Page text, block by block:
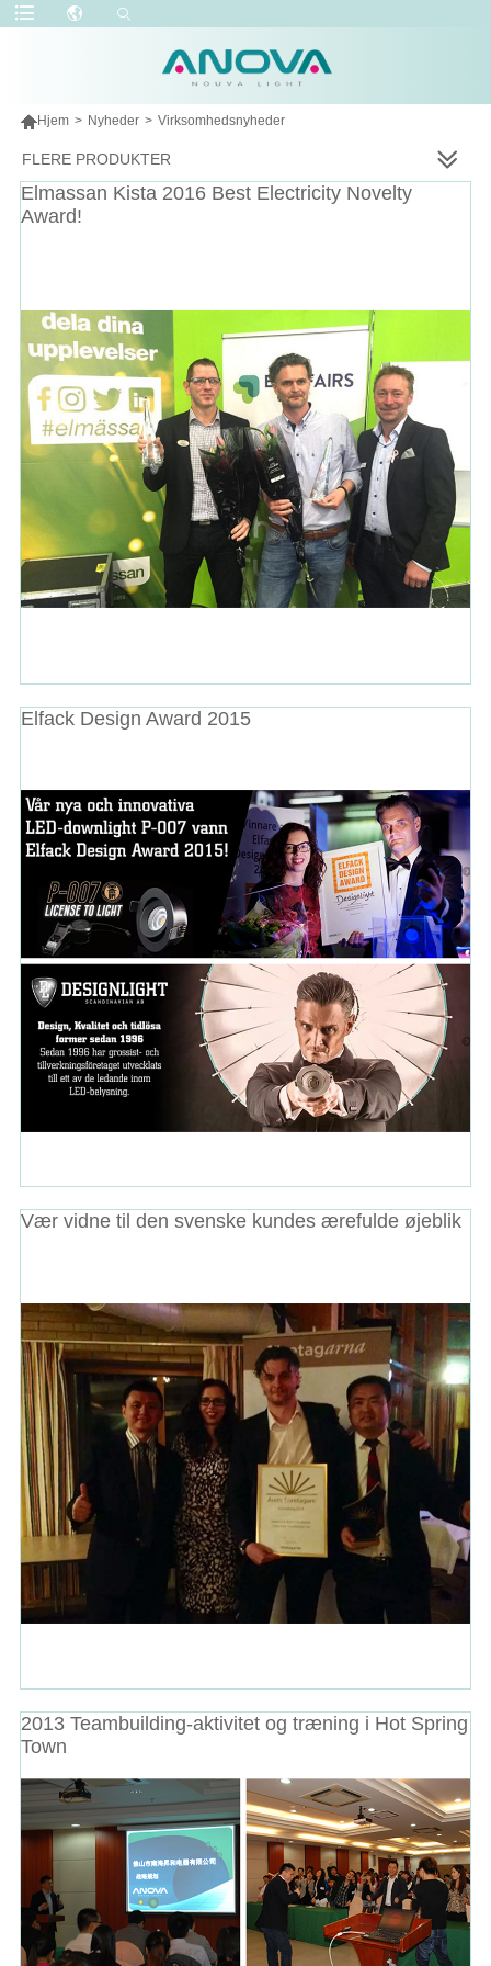
Hjem > Nyheder > Virksomhedsnyheder
FLERE PRODUKTER
Elmassan Kista 2016 Best Electricity Novelty
Award!
Elfack Design Award 2015
Vær vidne til den svenske kundes ærefulde øjeblik
2013 Teambuilding-aktivitet og træning i Hot Spring
Town